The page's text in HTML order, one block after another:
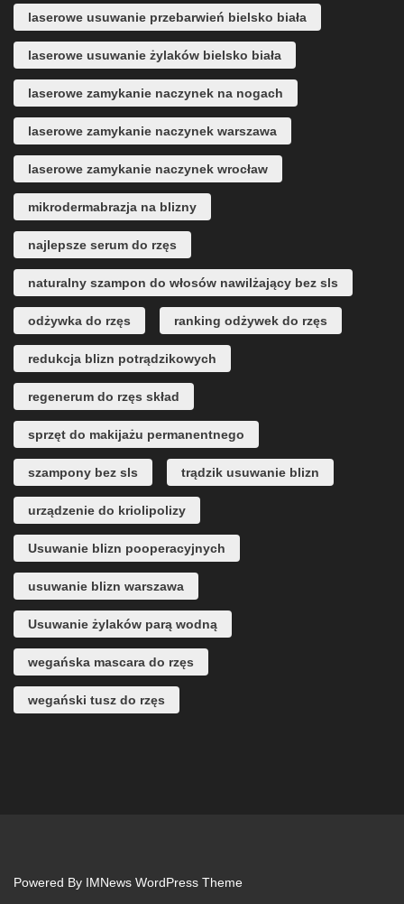
laserowe usuwanie przebarwień bielsko biała
laserowe usuwanie żylaków bielsko biała
laserowe zamykanie naczynek na nogach
laserowe zamykanie naczynek warszawa
laserowe zamykanie naczynek wrocław
mikrodermabrazja na blizny
najlepsze serum do rzęs
naturalny szampon do włosów nawilżający bez sls
odżywka do rzęs ranking odżywek do rzęs
redukcja blizn potrądzikowych
regenerum do rzęs skład
sprzęt do makijażu permanentnego
szampony bez sls trądzik usuwanie blizn
urządzenie do kriolipolizy
Usuwanie blizn pooperacyjnych
usuwanie blizn warszawa
Usuwanie żylaków parą wodną
wegańska mascara do rzęs
wegański tusz do rzęs
Powered By IMNews WordPress Theme